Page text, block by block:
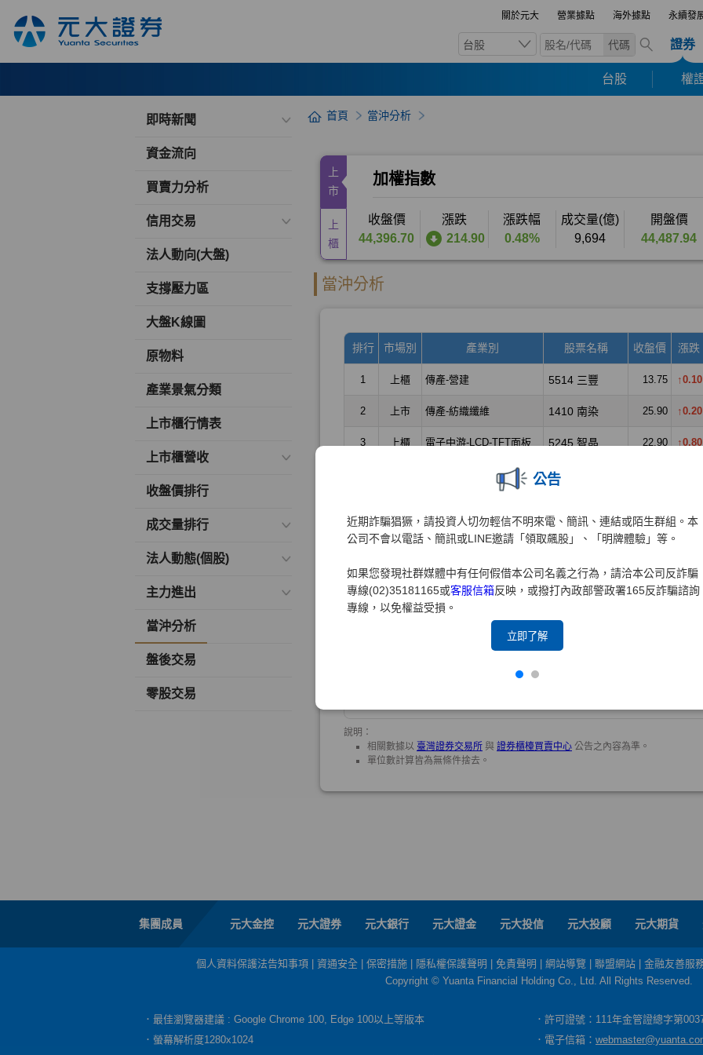
關於元大 營業據點 海外據點 永續發
台股 代碼 證券
台股 權
公告
近期詐騙猖獗，請投資人切勿輕信不明來電、簡訊、連結或陌生群組。本
公司不會以電話、簡訊或LINE邀請「領取飆股」、「明牌體驗」等。
如果您發現社群媒體中有任何假借本公司名義之行為，請洽本公司反詐騙
專線(02)35181165或客服信箱反映，或撥打內政部警政署165反詐騙諮詢
專線，以免權益受損。
立即了解
即時新聞
資金流向
買賣力分析
信用交易
法人動向(大盤)
支撐壓力區
大盤K線圖
原物料
產業景氣分類
上市櫃行情表
上市櫃營收
收盤價排行
成交量排行
法人動態(個股)
主力進出
當沖分析
盤後交易
零股交易
首頁 當沖分析
集團成員 元大金控 元大證券 元大銀行 元大證金 元大投信 元大投顧 元大期貨
個人資料保護法告知事項 資通安全 保密措施 隱私權保護聲明 免責聲明 網站導覽 聯盟網站
金融友善服
Copyright © Yuanta Financial Holding Co., Ltd. All Rights Reserved.
．最佳瀏覽器建議 : Google Chrome 100, Edge 100以上等版本
．許可證號：111年金管證總字第
．螢幕解析度1280x1024
．電子信箱：